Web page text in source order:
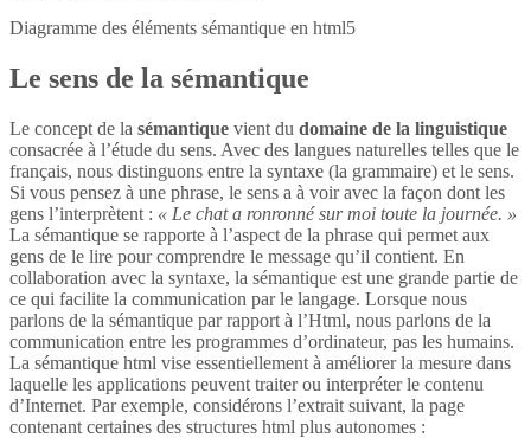
Diagramme des éléments sémantique en html5
Le sens de la sémantique
Le concept de la sémantique vient du domaine de la linguistique
consacrée à l’étude du sens. Avec des langues naturelles telles que le
français, nous distinguons entre la syntaxe (la grammaire) et le sens.
Si vous pensez à une phrase, le sens a à voir avec la façon dont les
gens l’interprètent : « Le chat a ronronné sur moi toute la journée. »
La sémantique se rapporte à l’aspect de la phrase qui permet aux
gens de le lire pour comprendre le message qu’il contient. En
collaboration avec la syntaxe, la sémantique est une grande partie de
ce qui facilite la communication par le langage. Lorsque nous
parlons de la sémantique par rapport à l’Html, nous parlons de la
communication entre les programmes d’ordinateur, pas les humains.
La sémantique html vise essentiellement à améliorer la mesure dans
laquelle les applications peuvent traiter ou interpréter le contenu
d’Internet. Par exemple, considérons l’extrait suivant, la page
contenant certaines des structures html plus autonomes :